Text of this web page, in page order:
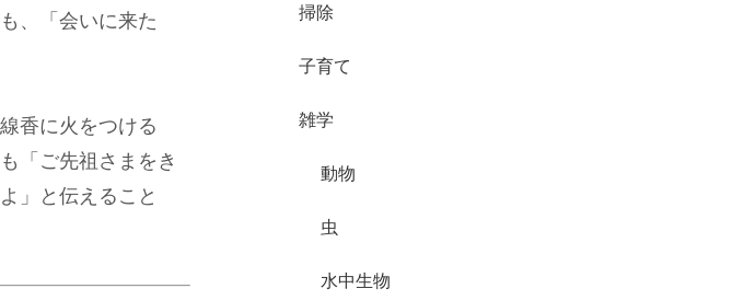
、「会いに来た
香に火をつける
「ご先祖さまをき
」と伝えること
掃除
子育て
雑学
動物
虫
水中生物